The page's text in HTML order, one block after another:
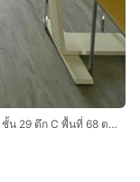
ขายคอนโด ลุมพินี นราธิวาส-เจ้าพระยา ถ.พระราม 3 ชั้น 29 ตึก C พื้นที่ 68 ตร.ม. จำนวน 2 ห้องนอน 2 ห้องน้ำ สนใจติดต่อ 089-897-6775